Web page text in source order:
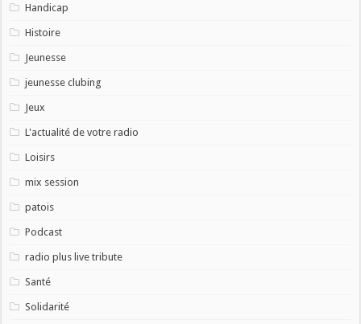
Handicap
Histoire
Jeunesse
jeunesse clubing
Jeux
L'actualité de votre radio
Loisirs
mix session
patois
Podcast
radio plus live tribute
Santé
Solidarité